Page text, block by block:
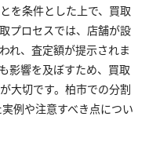
を条件とした上で、買取
プロセスでは、店舗が設
れ、査定額が提示されま
影響を及ぼすため、買取
大切です。柏市での分割
例や注意すべき点につい